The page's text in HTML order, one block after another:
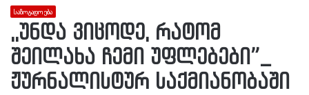
საზოგადოება
,,უნდა ვიცოდე, რატომ
შეილახა ჩემი უფლებები”_
ჟურნალისტურ საქმიანობაში